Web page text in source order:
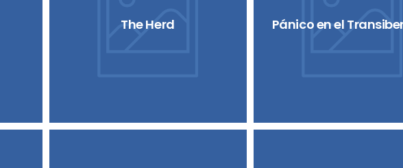
The Herd Pánico en el